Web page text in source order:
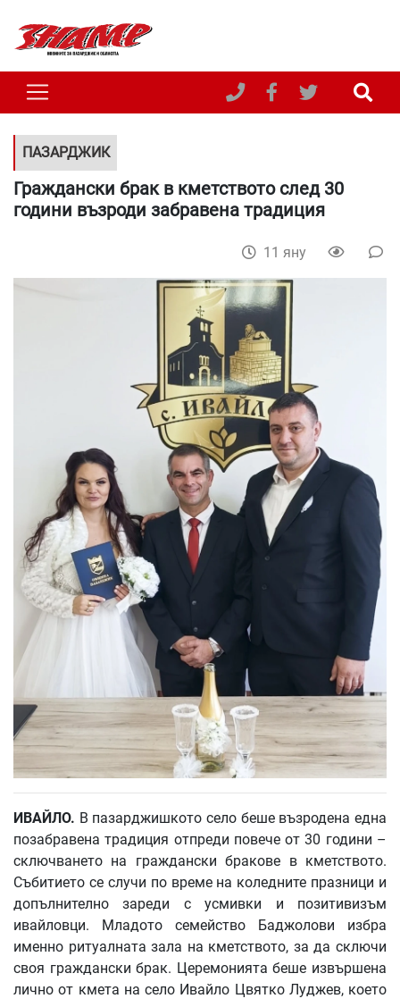
ПАЗАРДЖИК
Граждански брак в кметството след 30
години възроди забравена традиция
11 яну
ИВАЙЛО. В пазарджишкото село беше възродена една
позабравена традиция отпреди повече от 30 години –
сключването на граждански бракове в кметството.
Събитието се случи по време на коледните празници и
допълнително зареди с усмивки и позитивизъм
ивайловци. Младото семейство Баджолови избра
именно ритуалната зала на кметството, за да сключи
своя граждански брак. Церемонията беше извършена
лично от кмета на село Ивайло Цвятко Луджев, което